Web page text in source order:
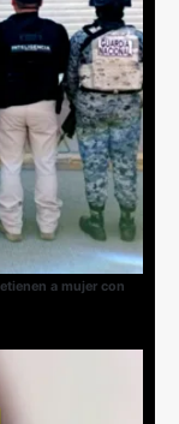
a mujer con